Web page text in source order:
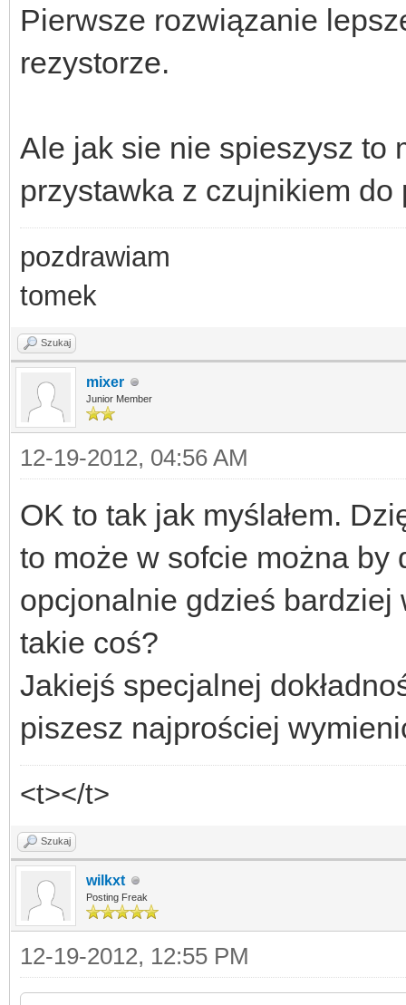
Pierwsze rozwiązanie
rezystorze.
Ale jak sie nie spieszysz to
przystawka z czujnikiem
pozdrawiam
tomek
Szukaj
mixer
Junior Member
12-19-2012, 04:56 AM
OK to tak jak myślałem.
to może w sofcie można by
opcjonalnie gdzieś
takie coś?
Jakiejś specjalnej
piszesz najprościej
<t></t>
Szukaj
wilkxt
Posting Freak
12-19-2012, 12:55 PM